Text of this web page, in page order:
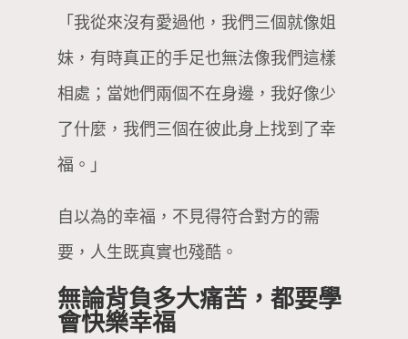
「我從來沒有愛過他，我們三個就像姐
妹，有時真正的手足也無法像我們這樣
相處；當她們兩個不在身邊，我好像少
了什麼，我們三個在彼此身上找到了幸
福。」
自以為的幸福，不見得符合對方的需
要，人生既真實也殘酷。
無論背負多大痛苦，都要學
會快樂幸福